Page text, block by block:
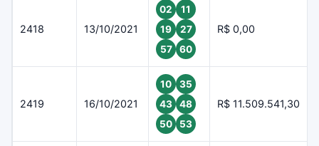
2418 13/10/2021
02
11
19
27
57
60
R$ 0,00
2419 16/10/2021
10
35
43
48
50
53
R$ 11.509.541,30